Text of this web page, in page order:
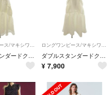
ダブルスタンダードクロージング ダブスタ ESSENTIAL 美品 ワンピース ダブルスタンダードクロージング ダブスタ ESSENTIAL 美品 ワンピース
¥ 7,900